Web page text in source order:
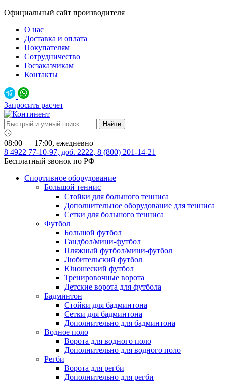
Официальный сайт производителя
О нас
Доставка и оплата
Покупателям
Сотрудничество
Госзаказчикам
Контакты
Запросить расчет
08:00 — 17:00, ежедневно
8 4922 77-10-97, доб. 2222, 8 (800) 201-14-21
Бесплатный звонок по РФ
Спортивное оборудование
Большой теннис
Стойки для большого тенниса
Дополнительное оборудование для тенниса
Сетки для большого тенниса
Футбол
Большой футбол
Гандбол/мини-футбол
Пляжный футбол/мини-футбол
Любительский футбол
Юношеский футбол
Тренировочные ворота
Детские ворота для футбола
Бадминтон
Стойки для бадминтона
Сетки для бадминтона
Дополнительно для бадминтона
Водное поло
Ворота для водного поло
Дополнительно для водного поло
Регби
Ворота для регби
Дополнительно для регби